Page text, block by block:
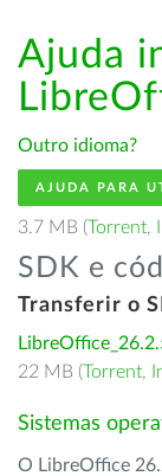
Ajuda
Outro idioma?
AJUDA PARA
3.7 MB (Torrent,
SDK e
Transferir o
22 MB (Torrent,
Sistemas
O LibreOffice